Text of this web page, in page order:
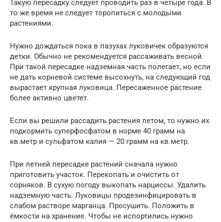
Такую пересадку следует проводить раз в четыре года. В
то же время не следует торопиться с молодыми
растениями.
Нужно дождаться пока в пазухах луковичек образуются
детки. Обычно не рекомендуется рассаживать весной.
При такой пересадке надземная часть полегает, но если
не дать корневой системе высохнуть, на следующий год
вырастает крупная луковица. Пересаженное растение
более активно цветет.
Если вы решили рассадить растения летом, то нужно их
подкормить суперфосфатом в норме 40 грамм на
кв.метр и сульфатом калия — 20 грамм на кв.метр.
При летней пересадке растений сначала нужно
приготовить участок. Перекопать и очистить от
сорняков. В сухую погоду выкопать нарциссы. Удалить
надземную часть. Луковицы продезинфицировать в
слабом растворе марганца. Просушить. Положить в
ёмкости на хранение. Чтобы не испортились нужно